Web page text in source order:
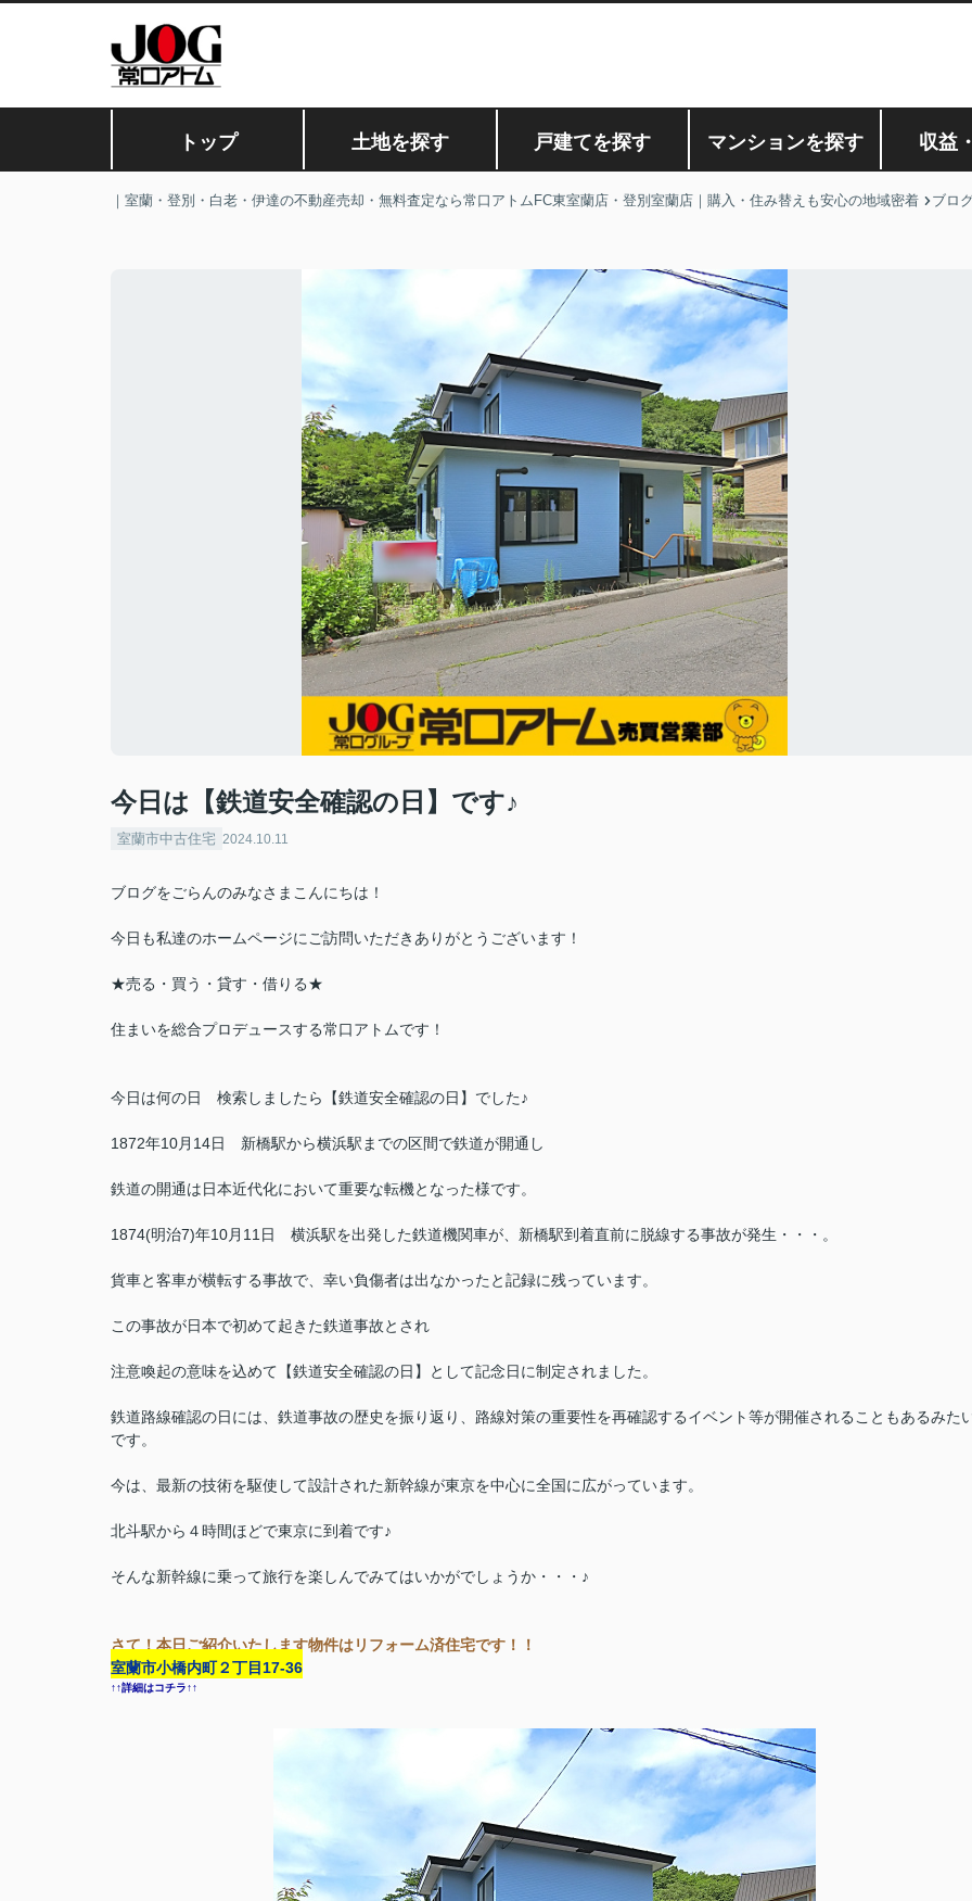
トップ 土地を探す 戸建てを探す マンションを探す 収益
｜室蘭・登別・白老・伊達の不動産売却・無料査定なら常口アトムFC東室蘭店・登別室蘭店｜購入・住み替えも安心の地域密着 ブロ
今日は【鉄道安全確認の日】です♪
室蘭市中古住宅 2024.10.11
ブログをごらんのみなさまこんにちは！
今日も私達のホームページにご訪問いただきありがとうございます！
★売る・買う・貸す・借りる★
住まいを総合プロデュースする常口アトムです！
今日は何の日 検索しましたら【鉄道安全確認の日】でした♪
1872年10月14日 新橋駅から横浜駅までの区間で鉄道が開通し
鉄道の開通は日本近代化において重要な転機となった様です。
1874(明治7)年10月11日 横浜駅を出発した鉄道機関車が、新橋駅到着直前に脱線する事故が発生・・・。
貨車と客車が横転する事故で、幸い負傷者は出なかったと記録に残っています。
この事故が日本で初めて起きた鉄道事故とされ
注意喚起の意味を込めて【鉄道安全確認の日】として記念日に制定されました。
鉄道路線確認の日には、鉄道事故の歴史を振り返り、路線対策の重要性を再確認するイベント等が開催されることもあるみた
です。
今は、最新の技術を駆使して設計された新幹線が東京を中心に全国に広がっています。
北斗駅から４時間ほどで東京に到着です♪
そんな新幹線に乗って旅行を楽しんでみてはいかがでしょうか・・・♪
さて！本日ご紹介いたします物件はリフォーム済住宅です！！
室蘭市小橋内町２丁目17-36
↑↑詳細はコチラ↑↑